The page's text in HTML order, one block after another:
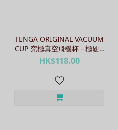
TENGA ORIGINAL VACUUM
CUP 究極真空飛機杯 - 極硬 /
極軟
HK$118.00